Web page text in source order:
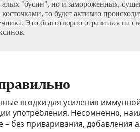
алых "бусин", но и замороженных,
то будет активно
Это благотворно отразиться на
ягодки для усиления
употребления. Несомненно,
без приваривания, добавления